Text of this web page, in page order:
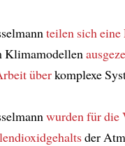
teilen sich eine
Klimamodellen
überkomplexe
wurden für die
der